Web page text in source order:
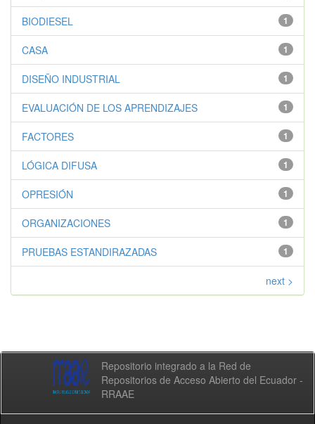
1
BIODIESEL
1
CASA
1
DISEÑO INDUSTRIAL
1
EVALUACIÓN DE LOS APRENDIZAJES
1
FACTORES
1
LÓGICA DIFUSA
1
OPRESIÓN
1
ORGANIZACIONES
1
PRUEBAS ESTANDIRAZADAS
next >
Repositorio integrado a la Red de
Repositorios de Acceso Abierto del Ecuador -
RRAAE